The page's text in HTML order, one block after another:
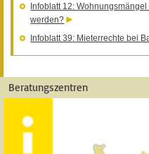
Infoblatt 12:
werden?
Infoblatt 39: Mieterrechte bei
Beratungszentren